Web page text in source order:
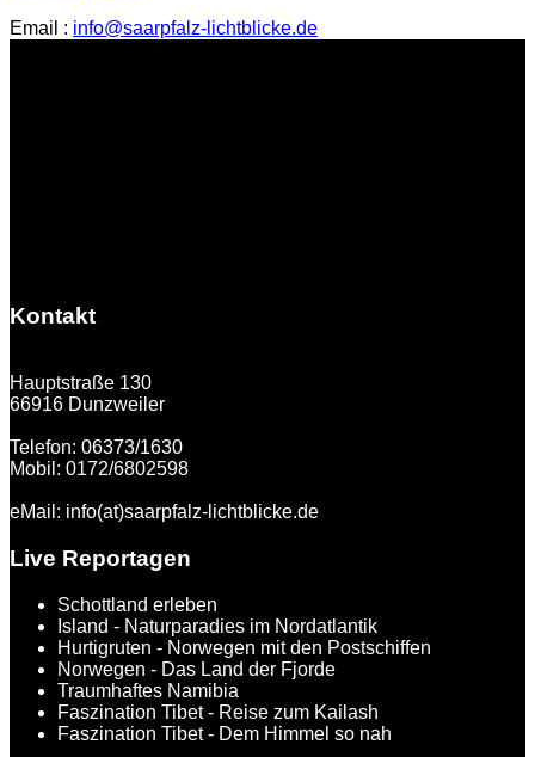
Email : info@saarpfalz-lichtblicke.de
Kontakt
Hauptstraße 130
66916 Dunzweiler
Telefon: 06373/1630
Mobil: 0172/6802598
eMail: info(at)saarpfalz-lichtblicke.de
Live Reportagen
Schottland erleben
Island - Naturparadies im Nordatlantik
Hurtigruten - Norwegen mit den Postschiffen
Norwegen - Das Land der Fjorde
Traumhaftes Namibia
Faszination Tibet - Reise zum Kailash
Faszination Tibet - Dem Himmel so nah